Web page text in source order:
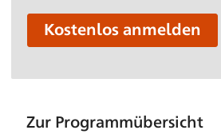
Kostenlos anmelden
Zur Programmübersicht